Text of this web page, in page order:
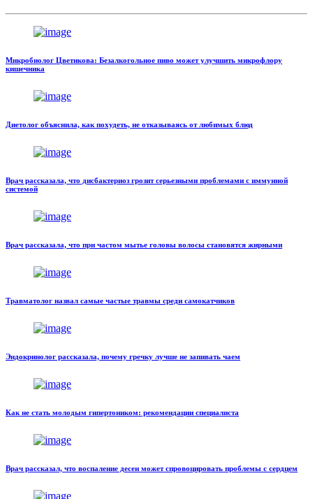
Микробиолог Цветикова: Безалкогольное пиво может улучшить микрофлору
кишечника
Диетолог объяснила, как похудеть, не отказываясь от любимых блюд
Врач рассказала, что дисбактериоз грозит серьезными проблемами с иммунной
системой
Врач рассказала, что при частом мытье головы волосы становятся жирными
Травматолог назвал самые частые травмы среди самокатчиков
Эндокринолог рассказала, почему гречку лучше не запивать чаем
Как не стать молодым гипертоником: рекомендации специалиста
Врач рассказал, что воспаление десен может спровоцировать проблемы с сердцем